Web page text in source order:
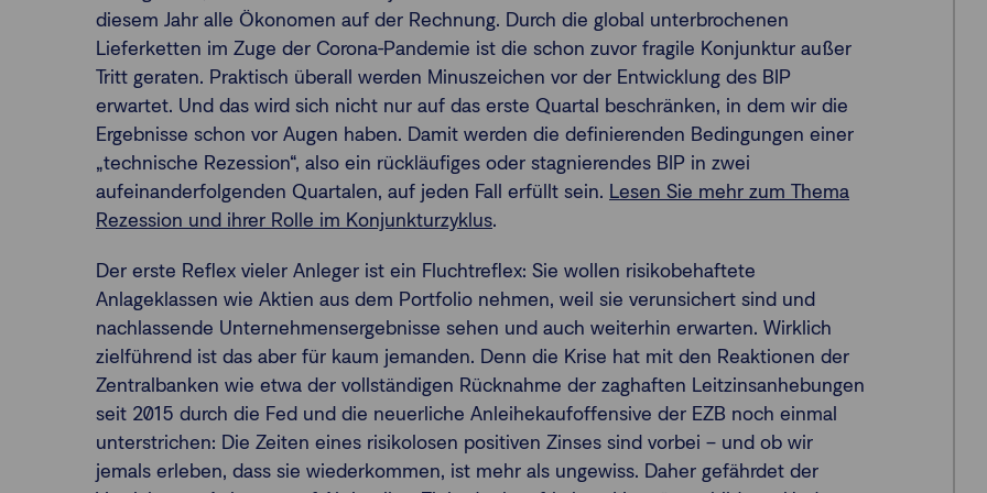
diesem Jahr alle Ökonomen auf der Rechnung. Durch die global unterbrochenen
Lieferketten im Zuge der Corona-Pandemie ist die schon zuvor fragile Konjunktur außer
Tritt geraten. Praktisch überall werden Minuszeichen vor der Entwicklung des BIP
erwartet. Und das wird sich nicht nur auf das erste Quartal beschränken, in dem wir die
Ergebnisse schon vor Augen haben. Damit werden die definierenden Bedingungen einer
„technische Rezession“, also ein rückläufiges oder stagnierendes BIP in zwei
aufeinanderfolgenden Quartalen, auf jeden Fall erfüllt sein. Lesen Sie mehr zum Thema
Rezession und ihrer Rolle im Konjunkturzyklus.
Der erste Reflex vieler Anleger ist ein Fluchtreflex: Sie wollen risikobehaftete
Anlageklassen wie Aktien aus dem Portfolio nehmen, weil sie verunsichert sind und
nachlassende Unternehmensergebnisse sehen und auch weiterhin erwarten. Wirklich
zielführend ist das aber für kaum jemanden. Denn die Krise hat mit den Reaktionen der
Zentralbanken wie etwa der vollständigen Rücknahme der zaghaften Leitzinsanhebungen
seit 2015 durch die Fed und die neuerliche Anleihekaufoffensive der EZB noch einmal
unterstrichen: Die Zeiten eines risikolosen positiven Zinses sind vorbei – und ob wir
jemals erleben, dass sie wiederkommen, ist mehr als ungewiss. Daher gefährdet der